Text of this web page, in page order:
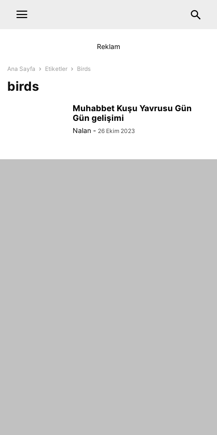
Reklam
Ana Sayfa Etiketler Birds
birds
Muhabbet Kuşu Yavrusu Gün
Gün gelişimi
Nalan - 26 Ekim 2023